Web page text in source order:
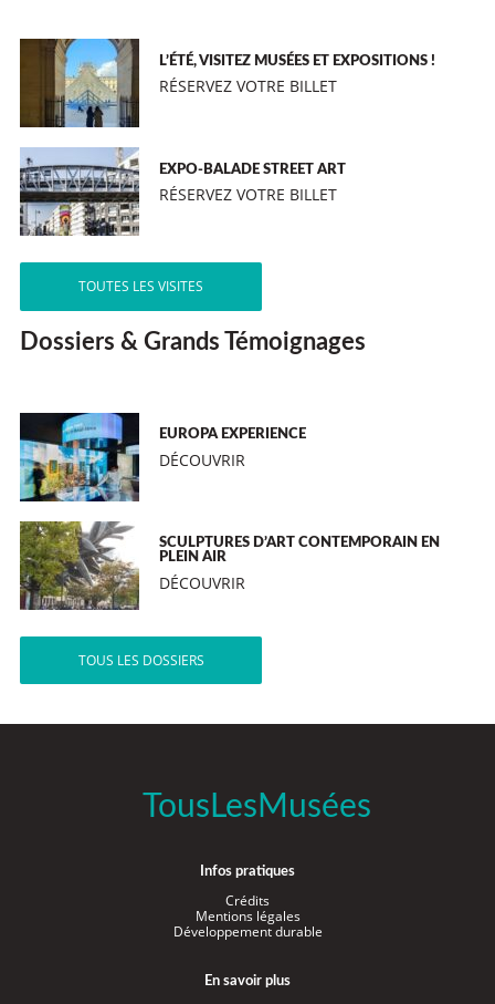
L’ÉTÉ, VISITEZ MUSÉES ET EXPOSITIONS !
RÉSERVEZ VOTRE BILLET
EXPO-BALADE STREET ART
RÉSERVEZ VOTRE BILLET
TOUTES LES VISITES
Dossiers & Grands Témoignages
EUROPA EXPERIENCE
DÉCOUVRIR
SCULPTURES D’ART CONTEMPORAIN EN
PLEIN AIR
DÉCOUVRIR
TOUS LES DOSSIERS
TousLesMusées
Infos pratiques
Crédits
Mentions légales
Développement durable
En savoir plus